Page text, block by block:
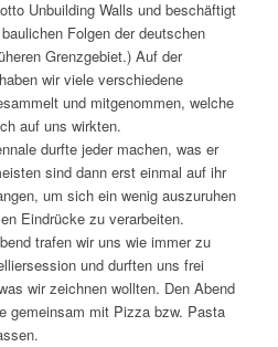
Unbuilding Walls und beschäftigt
Folgen der deutschen
Grenzgebiet.) Auf der
wir viele verschiedene
und mitgenommen, welche
auf uns wirkten.
durfte jeder machen, was er
sind dann erst einmal auf ihr
um sich ein wenig auszuruhen
Eindrücke zu verarbeiten.
trafen wir uns wie immer zu
und durften uns frei
wir zeichnen wollten. Den Abend
gemeinsam mit Pizza bzw. Pasta